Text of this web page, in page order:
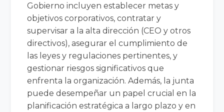
Gobierno incluyen establecer metas y
objetivos corporativos, contratar y
supervisar a la alta dirección (CEO y otros
directivos), asegurar el cumplimiento de
las leyes y regulaciones pertinentes, y
gestionar riesgos significativos que
enfrenta la organización. Además, la junta
puede desempeñar un papel crucial en la
planificación estratégica a largo plazo y en